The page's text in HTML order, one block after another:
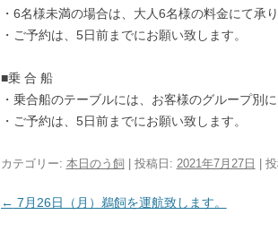
・6名様未満の場合は、大人6名様の料金にて承り
・ご予約は、5日前までにお願い致します。
■乗 合 船
・乗合船のテーブルには、お客様のグループ別
・ご予約は、5日前までにお願い致します。
カテゴリー: 本日のう飼 | 投稿日: 2021年7月27日
投稿ナビゲーション
← 7月26日（月）鵜飼を運航致します。